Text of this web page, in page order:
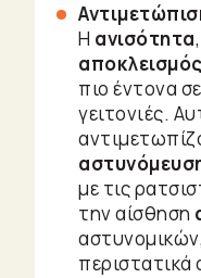
Η ανισότητα
αποκλεισμός
πιο έντονα
γειτονιές.
με τις
την αίσθηση
περιστατικά